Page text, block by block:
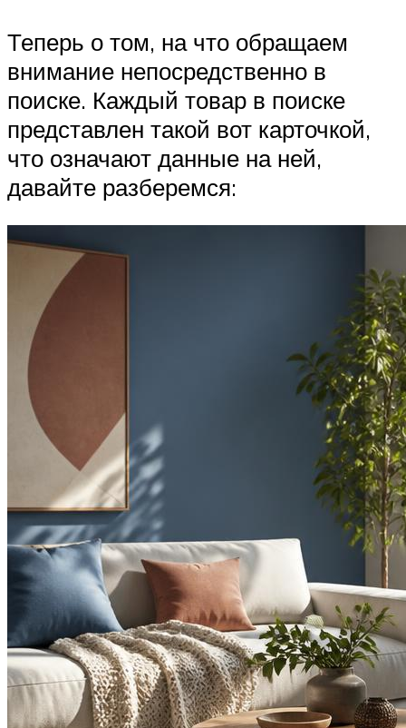
Теперь о том, на что обращаем
внимание непосредственно в
поиске. Каждый товар в поиске
представлен такой вот карточкой,
что означают данные на ней,
давайте разберемся: